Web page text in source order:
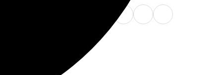
WhatsApp
E-